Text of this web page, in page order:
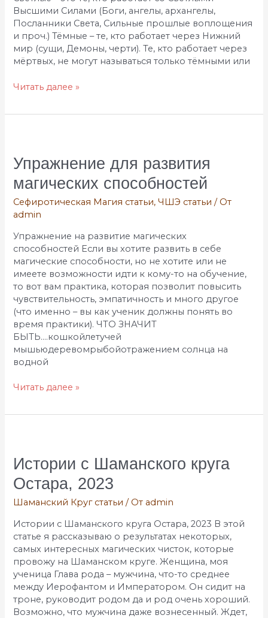
Высшими Силами (Боги, ангелы, архангелы,
Посланники Света, Сильные прошлые воплощения
и проч.) Тёмные – те, кто работает через Нижний
мир (сущи, Демоны, черти). Те, кто работает через
мёртвых, не могут называться только тёмными или
Читать далее »
Упражнение для развития
магических способностей
Сефиротическая Магия статьи,ЧШЭ статьи / От
admin
Упражнение на развитие магических
способностей Если вы хотите развить в себе
магические способности, но не хотите или не
имеете возможности идти к кому-то на обучение,
то вот вам практика, которая позволит повысить
чувствительность, эмпатичность и много другое
(что именно – вы как ученик должны понять во
время практики). ЧТО ЗНАЧИТ
БЫТЬ….кошкойлетучей
мышьюдеревомрыбойотражением солнца на
водной
развития
магических
способностей
Читать далее »
Истории с Шаманского круга
Остара, 2023
Шаманский Круг статьи / От admin
Истории с Шаманского круга Остара, 2023 В этой
статье я рассказываю о результатах некоторых,
самых интересных магических чисток, которые
провожу на Шаманском круге. Женщина, моя
ученица Глава рода – мужчина, что-то среднее
между Иерофантом и Императором. Он сидит на
троне, руководит родом да и род очень хороший.
Возможно, что мужчина даже вознесенный. Ждет,
Шаманского
круга
Остара,
2023